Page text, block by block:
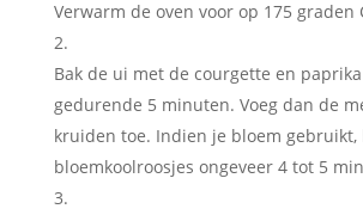
Verwarm de oven voor op 175 graden
Bak de ui met de courgette en
gedurende 5 minuten. Voeg dan de
kruiden toe. Indien je bloem gebruikt,
bloemkoolroosjes ongeveer 4 tot 5